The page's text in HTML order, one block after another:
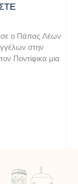
ο Πάπας Λέων
στην
Ποντίφικα μια